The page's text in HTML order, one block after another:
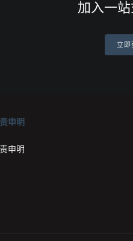
加入一
立即
申明
申明